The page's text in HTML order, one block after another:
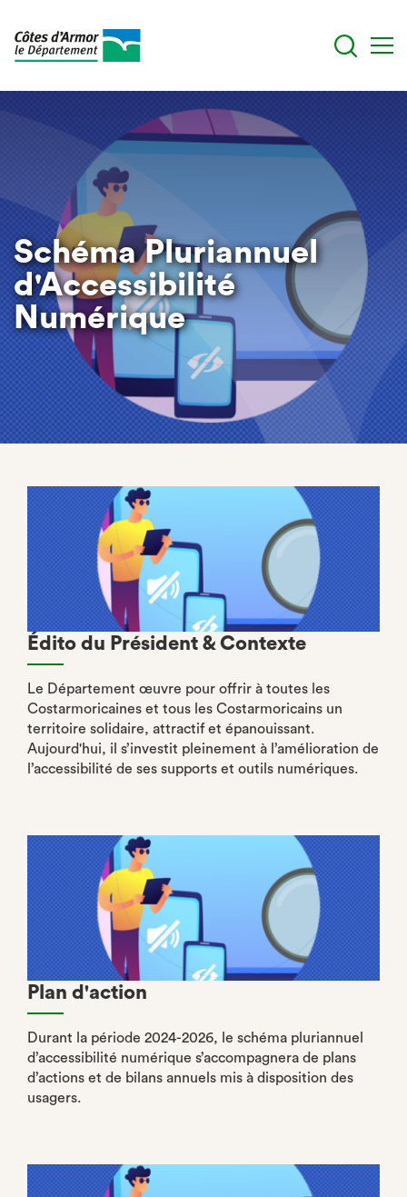
Skip
main
content
Schéma Pluriannuel
d'Accessibilité
Numérique
Édito du Président & Contexte
Le Département œuvre pour offrir à toutes les
Costarmoricaines et tous les Costarmoricains un
territoire solidaire, attractif et épanouissant.
Aujourd'hui, il s’investit pleinement à l’amélioration de
l’accessibilité de ses supports et outils numériques.
Plan d'action
Durant la période 2024-2026, le schéma pluriannuel
d’accessibilité numérique s’accompagnera de plans
d’actions et de bilans annuels mis à disposition des
usagers.